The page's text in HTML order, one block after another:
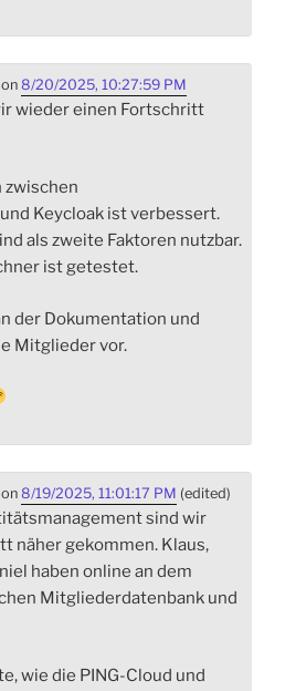
on 8/20/2025, 10:27:59 PM
wieder einen Fortschritt
zwischen
Keycloak ist verbessert.
als zweite Faktoren nutzbar.
ist getestet.
der Dokumentation und
Mitglieder vor.
on 8/19/2025, 11:01:17 PM (edited)
sind wir
näher gekommen. Klaus,
haben online an dem
Mitgliederdatenbank und
wie die PING-Cloud und